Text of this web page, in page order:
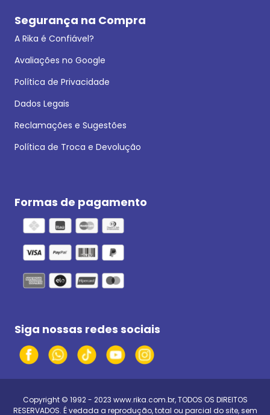
Segurança na Compra
A Rika é Confiável?
Avaliações no Google
Política de Privacidade
Dados Legais
Reclamações e Sugestões
Política de Troca e Devolução
Formas de pagamento
Siga nossas redes sociais
Copyright © 1992 - 2023 www.rika.com.br, TODOS OS DIREITOS
RESERVADOS. É vedada a reprodução, total ou parcial do site, sem